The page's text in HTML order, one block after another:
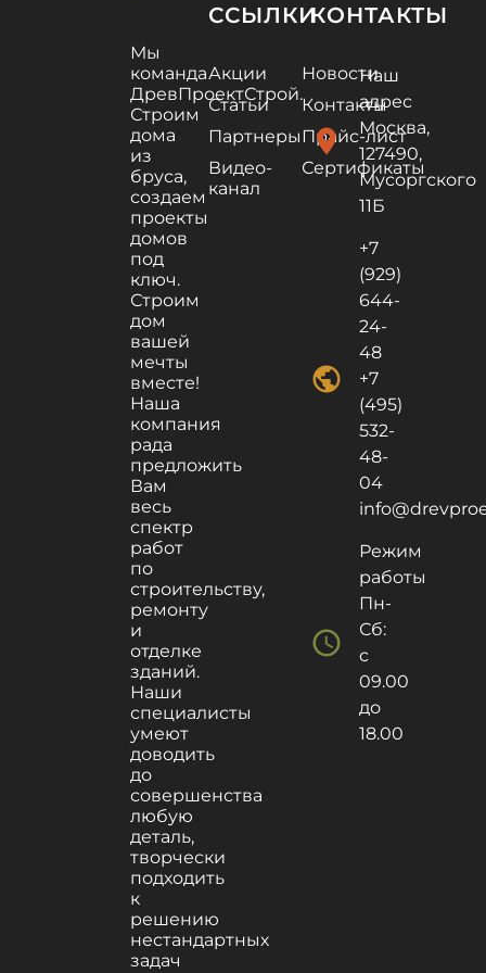
Мы
команда
ДревПроектСтрой.
Строим
дома
из
бруса,
создаем
проекты
домов
под
ключ.
Строим
дом
вашей
мечты
вместе!
Наша
компания
рада
предложить
Вам
весь
спектр
работ
по
строительству,
ремонту
и
отделке
зданий.
Наши
специалисты
умеют
доводить
до
совершенства
любую
деталь,
творчески
подходить
к
решению
нестандартных
задач
ССЫЛКИ
Акции
Новости
Статьи
Контакты
Партнеры Прайс-лист
Видео-
канал
Сертификаты
КОНТАКТЫ
location_on
Наш
адрес
Москва,
127490,
Мусоргского
11Б
public
+7
(929)
644-
24-
48
+7
(495)
532-
48-
04
schedule
Режим
работы
Пн-
Сб:
с
09.00
до
18.00